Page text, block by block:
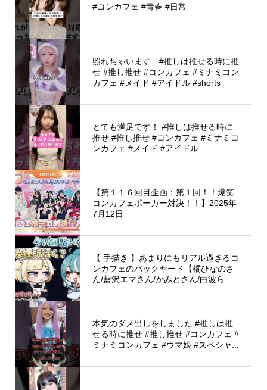
#コンカフェ #青春 #日常
照れちゃいます #推しは推せる時に推
せ #推し推せ #コンカフェ #ミナミコン
カフェ #メイド #アイドル #shorts
とても満足です！ #推しは推せる時に
推せ #推し推せ #コンカフェ #ミナミコ
ンカフェ #メイド #アイドル
【第１１６回目企画：第１回！！爆笑
コンカフェポーカー対決！！】2025年
7月12日
【 手描き 】あまりにもリアル過ぎるコ
ンカフェのバックヤード【橘ひなのさ
ん/藍沢エマさん/かみとさん/白波ら...
本気のダメ出しをしました #推しは推
せる時に推せ #推し推せ #コンカフェ #
ミナミコンカフェ #ウマ娘 #スペシャ...